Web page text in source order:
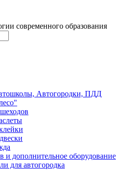
современного образования
Автогородки, ПДД
и дополнительное оборудование
для автогородка